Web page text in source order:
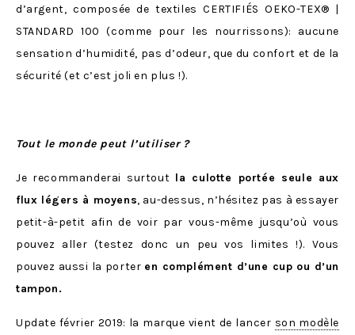
d’argent, composée de textiles CERTIFIÉS OEKO-TEX® |
STANDARD 100 (comme pour les nourrissons): aucune
sensation d’humidité, pas d’odeur, que du confort et de la
sécurité (et c’est joli en plus !).
Tout le monde peut l’utiliser ?
Je recommanderai surtout la culotte portée seule aux
flux légers à moyens, au-dessus, n’hésitez pas à essayer
petit-à-petit afin de voir par vous-même jusqu’où vous
pouvez aller (testez donc un peu vos limites !). Vous
pouvez aussi la porter en complément d’une cup ou d’un
tampon.
Update février 2019: la marque vient de lancer son modèle